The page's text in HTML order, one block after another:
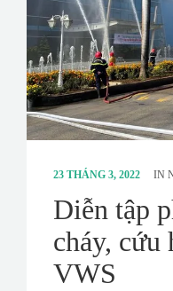
23 THÁNG 3, 2022 IN
Diễn tập
cháy, cứu
VWS